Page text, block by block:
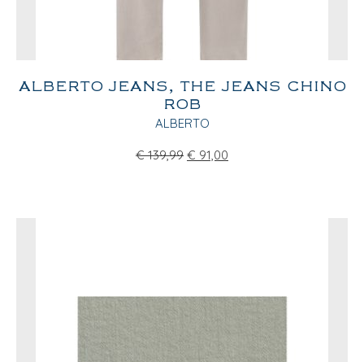
ALBERTO JEANS, THE JEANS CHINO
ROB
ALBERTO
€ 139,99 € 91,00